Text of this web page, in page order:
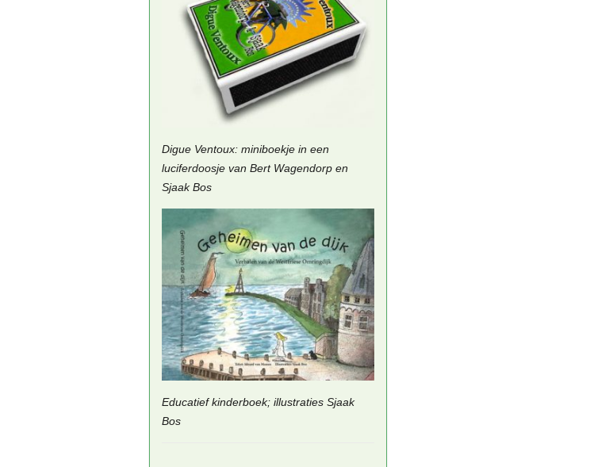
Digue Ventoux: miniboekje in een
luciferdoosje van Bert Wagendorp en
Sjaak Bos
Educatief kinderboek; illustraties Sjaak
Bos